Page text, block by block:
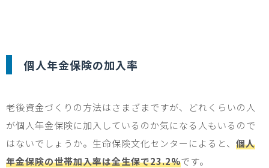
個人年金保険の加入率
老後資金づくりの方法はさまざまですが、どれくらいの人
が個人年金保険に加入しているのか気になる人もいるので
はないでしょうか。生命保険文化センターによると、 個人
年金保険の世帯加入率は全生保で23.2%です。